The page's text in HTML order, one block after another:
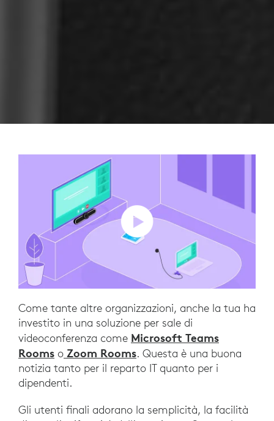
Come tante altre organizzazioni, anche la tua ha
investito in una soluzione per sale di
videoconferenza come Microsoft Teams
Rooms o Zoom Rooms. Questa è una buona
notizia tanto per il reparto IT quanto per i
dipendenti.
Gli utenti finali adorano la semplicità, la facilità